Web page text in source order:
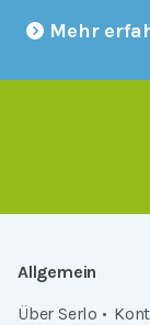
Mehr
Allgemein
Über Serlo